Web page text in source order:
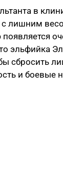
в
с лишним
эльфийка
сбросить
и боевые